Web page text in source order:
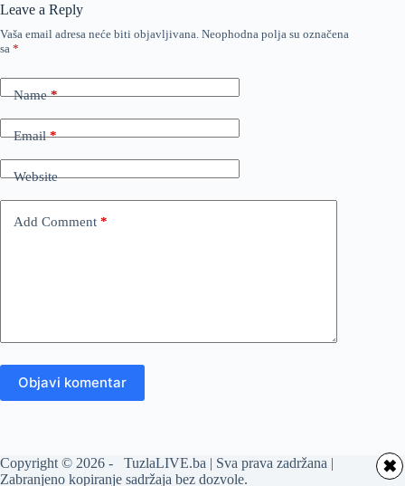
Leave a Reply
Vaša email adresa neće biti objavljivana. Neophodna polja su označena
sa *
Name*
Email*
Website
Add Comment *
Objavi komentar
Copyright © 2026 - TuzlaLIVE.ba | Sva prava zadržana |
Zabranjeno kopiranje sadržaja bez dozvole.
✖